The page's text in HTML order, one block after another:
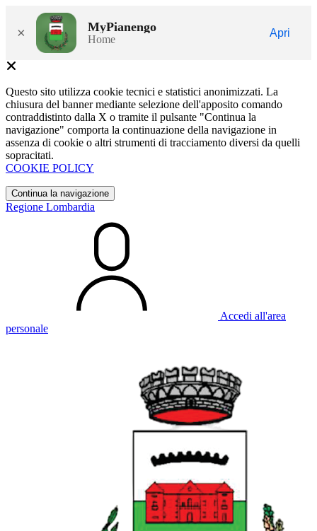
× MyPianengo
Home
Apri
Questo sito utilizza cookie tecnici e statistici anonimizzati. La
chiusura del banner mediante selezione dell'apposito comando
contraddistinto dalla X o tramite il pulsante "Continua la
navigazione" comporta la continuazione della navigazione in
assenza di cookie o altri strumenti di tracciamento diversi da quelli
sopracitati.
COOKIE POLICY
Continua la navigazione
Regione Lombardia
Accedi all'area
personale